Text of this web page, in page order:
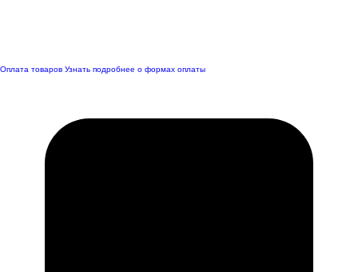
Оплата товаров Узнать подробнее о формах оплаты